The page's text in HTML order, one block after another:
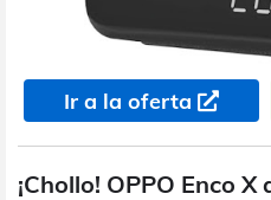
Ir a la oferta
¡Chollo! OPPO Enco X